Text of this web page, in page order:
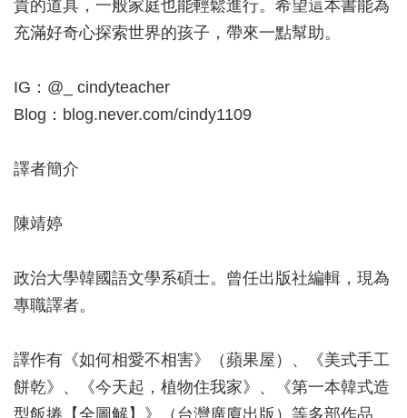
貴的道具，一般家庭也能輕鬆進行。希望這本書能為
充滿好奇心探索世界的孩子，帶來一點幫助。
IG：@_ cindyteacher
Blog：blog.never.com/cindy1109
譯者簡介
陳靖婷
政治大學韓國語文學系碩士。曾任出版社編輯，現為
專職譯者。
譯作有《如何相愛不相害》（蘋果屋）、《美式手工
餅乾》、《今天起，植物住我家》、《第一本韓式造
型飯捲【全圖解】》（台灣廣廈出版）等多部作品。